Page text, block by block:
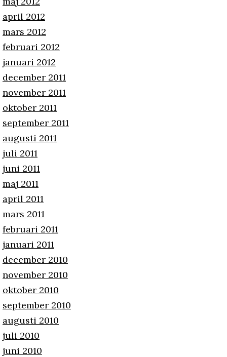
april 2012
mars 2012
februari 2012
januari 2012
december 2011
november 2011
oktober 2011
september 2011
augusti 2011
juli 2011
juni 2011
maj 2011
april 2011
mars 2011
februari 2011
januari 2011
december 2010
november 2010
oktober 2010
september 2010
augusti 2010
juli 2010
juni 2010